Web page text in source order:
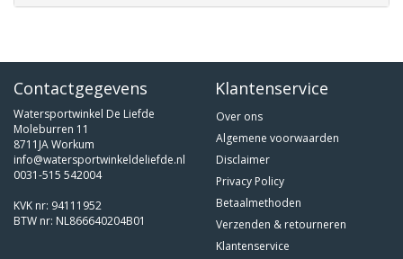
Contactgegevens
Watersportwinkel De Liefde
Moleburren 11
8711JA Workum
info@watersportwinkeldeliefde.nl
0031-515 542004
KVK nr: 94111952
BTW nr: NL866640204B01
Klantenservice
Over ons
Algemene voorwaarden
Disclaimer
Privacy Policy
Betaalmethoden
Verzenden & retourneren
Klantenservice